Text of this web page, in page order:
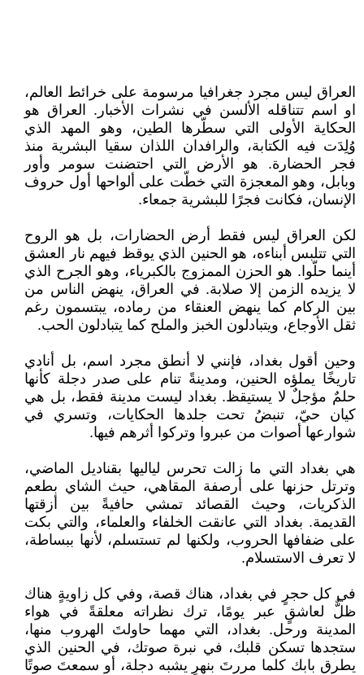
العراق ليس مجرد جغرافيا مرسومة على خرائط العالم،
او اسم تتناقله الألسن في نشرات الأخبار. العراق هو
الحكاية الأولى التي سطّرها الطين، وهو المهد الذي
وُلِدَت فيه الكتابة، والرافدان اللذان سقيا البشرية منذ
فجر الحضارة. هو الأرض التي احتضنت سومر وأور
وبابل، وهو المعجزة التي خطّت على ألواحها أول حروف
الإنسان، فكانت فجرًا للبشرية جمعاء.
لكن العراق ليس فقط أرض الحضارات، بل هو الروح
التي تتلبس أبناءه، هو الحنين الذي يوقظ فيهم نار العشق
أينما حلّوا. هو الحزن الممزوج بالكبرياء، وهو الجرح الذي
لا يزيده الزمن إلا صلابة. في العراق، ينهض الناس من
بين الركام كما ينهض العنقاء من رماده، يبتسمون رغم
ثقل الأوجاع، ويتبادلون الخبز والملح كما يتبادلون الحب.
وحين أقول بغداد، فإنني لا أنطق مجرد اسم، بل أنادي
تاريخًا يملؤه الحنين، ومدينةً تنام على صدر دجلة كأنها
حلمٌ مؤجلٌ لا يستيقظ. بغداد ليست مدينة فقط، بل هي
كيان حيّ، تنبضُ تحت جلدها الحكايات، وتسري في
شوارعها أصوات من عبروا وتركوا أثرهم فيها.
هي بغداد التي ما زالت تحرس لياليها بقناديل الماضي،
وترتل حزنها على أرصفة المقاهي، حيث الشاي بطعم
الذكريات، وحيث القصائد تمشي حافيةً بين أزقتها
القديمة. بغداد التي عانقت الخلفاء والعلماء، والتي بكت
على ضفافها الحروب، ولكنها لم تستسلم، لأنها ببساطة،
لا تعرف الاستسلام.
في كل حجرٍ في بغداد، هناك قصة، وفي كل زاويةٍ هناك
ظلٌّ لعاشقٍ عبر يومًا، ترك نظراته معلقةً في هواء
المدينة ورحل. بغداد، التي مهما حاولتَ الهروب منها،
ستجدها تسكن قلبك، في نبرة صوتك، في الحنين الذي
يطرق بابك كلما مررتَ بنهرٍ يشبه دجلة، أو سمعتَ صوتًا